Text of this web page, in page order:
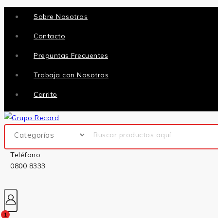
Sobre Nosotros
Contacto
Preguntas Frecuentes
Trabaja con Nosotros
Carrito
Teléfono
0800 8333
1